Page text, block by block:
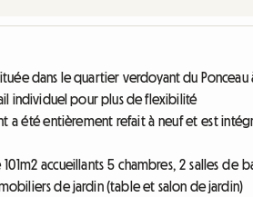
dans le quartier verdoyant du
individuel pour plus de flexibilité
a été entièrement refait à neuf et est
accueillants 5 chambres, 2 salles de
de jardin (table et salon de jardin)